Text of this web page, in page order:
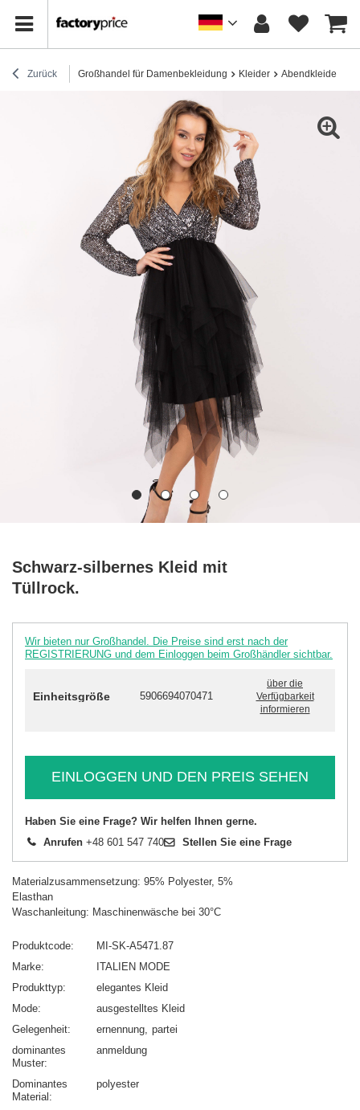
Zurück Großhandel für Damenbekleidung Kleider Abendkleider
Schwarz-silbernes Kleid mit
Tüllrock.
Wir bieten nur Großhandel. Die Preise sind erst nach der
REGISTRIERUNG und dem Einloggen beim Großhändler sichtbar.
Einheitsgröße 5906694070471
über die
Verfügbarkeit
informieren
EINLOGGEN UND DEN PREIS SEHEN
Haben Sie eine Frage? Wir helfen Ihnen gerne.
Anrufen +48 601 547 740 Stellen Sie eine Frage
Materialzusammensetzung: 95% Polyester, 5%
Elasthan
Waschanleitung: Maschinenwäsche bei 30°C
Produktcode
MI-SK-A5471.87
Marke
ITALIEN MODE
Produkttyp
elegantes Kleid
Mode
ausgestelltes Kleid
Gelegenheit
ernennung partei
dominantes
Muster
anmeldung
Dominantes
Material
polyester